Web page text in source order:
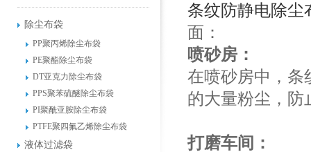
除尘布袋
PP聚丙烯除尘布袋
PE聚酯除尘布袋
DT亚克力除尘布袋
PPS聚苯硫醚除尘布袋
PI聚酰亚胺除尘布袋
PTFE聚四氟乙烯除尘布袋
液体过滤袋
条纹防静电除尘
面：
喷砂房：
在喷砂房中，条
的大量粉尘，防
打磨车间：